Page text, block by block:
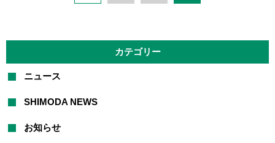
カテゴリー
ニュース
SHIMODA NEWS
お知らせ